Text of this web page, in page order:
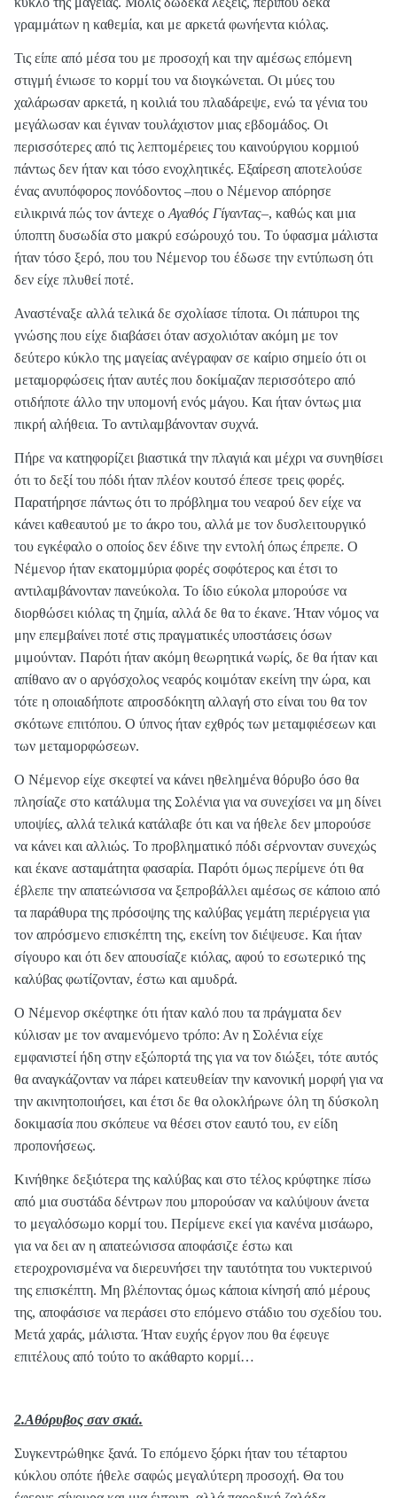
γραμμάτων η καθεμία, και με αρκετά φωνήεντα κιόλας.
Τις είπε από μέσα του με προσοχή και την αμέσως επόμενη
στιγμή ένιωσε το κορμί του να διογκώνεται. Οι μύες του
χαλάρωσαν αρκετά, η κοιλιά του πλαδάρεψε, ενώ τα γένια του
μεγάλωσαν και έγιναν τουλάχιστον μιας εβδομάδος. Οι
περισσότερες από τις λεπτομέρειες του καινούργιου κορμιού
πάντως δεν ήταν και τόσο ενοχλητικές. Εξαίρεση αποτελούσε
ένας ανυπόφορος πονόδοντος –που ο Νέμενορ απόρησε
ειλικρινά πώς τον άντεχε ο Αγαθός Γίγαντας–, καθώς και μια
ύποπτη δυσωδία στο μακρύ εσώρουχό του. Το ύφασμα μάλιστα
ήταν τόσο ξερό, που του Νέμενορ του έδωσε την εντύπωση ότι
δεν είχε πλυθεί ποτέ.
Αναστέναξε αλλά τελικά δε σχολίασε τίποτα. Οι πάπυροι της
γνώσης που είχε διαβάσει όταν ασχολιόταν ακόμη με τον
δεύτερο κύκλο της μαγείας ανέγραφαν σε καίριο σημείο ότι οι
μεταμορφώσεις ήταν αυτές που δοκίμαζαν περισσότερο από
οτιδήποτε άλλο την υπομονή ενός μάγου. Και ήταν όντως μια
πικρή αλήθεια. Το αντιλαμβάνονταν συχνά.
Πήρε να κατηφορίζει βιαστικά την πλαγιά και μέχρι να συνηθίσει
ότι το δεξί του πόδι ήταν πλέον κουτσό έπεσε τρεις φορές.
Παρατήρησε πάντως ότι το πρόβλημα του νεαρού δεν είχε να
κάνει καθεαυτού με το άκρο του, αλλά με τον δυσλειτουργικό
του εγκέφαλο ο οποίος δεν έδινε την εντολή όπως έπρεπε. Ο
Νέμενορ ήταν εκατομμύρια φορές σοφότερος και έτσι το
αντιλαμβάνονταν πανεύκολα. Το ίδιο εύκολα μπορούσε να
διορθώσει κιόλας τη ζημία, αλλά δε θα το έκανε. Ήταν νόμος να
μην επεμβαίνει ποτέ στις πραγματικές υποστάσεις όσων
μιμούνταν. Παρότι ήταν ακόμη θεωρητικά νωρίς, δε θα ήταν και
απίθανο αν ο αργόσχολος νεαρός κοιμόταν εκείνη την ώρα, και
τότε η οποιαδήποτε απροσδόκητη αλλαγή στο είναι του θα τον
σκότωνε επιτόπου. Ο ύπνος ήταν εχθρός των μεταμφιέσεων και
των μεταμορφώσεων.
Ο Νέμενορ είχε σκεφτεί να κάνει ηθελημένα θόρυβο όσο θα
πλησίαζε στο κατάλυμα της Σολένια για να συνεχίσει να μη δίνει
υποψίες, αλλά τελικά κατάλαβε ότι και να ήθελε δεν μπορούσε
να κάνει και αλλιώς. Το προβληματικό πόδι σέρνονταν συνεχώς
και έκανε ασταμάτητα φασαρία. Παρότι όμως περίμενε ότι θα
έβλεπε την απατεώνισσα να ξεπροβάλλει αμέσως σε κάποιο από
τα παράθυρα της πρόσοψης της καλύβας γεμάτη περιέργεια για
τον απρόσμενο επισκέπτη της, εκείνη τον διέψευσε. Και ήταν
σίγουρο και ότι δεν απουσίαζε κιόλας, αφού το εσωτερικό της
καλύβας φωτίζονταν, έστω και αμυδρά.
Ο Νέμενορ σκέφτηκε ότι ήταν καλό που τα πράγματα δεν
κύλισαν με τον αναμενόμενο τρόπο: Αν η Σολένια είχε
εμφανιστεί ήδη στην εξώπορτά της για να τον διώξει, τότε αυτός
θα αναγκάζονταν να πάρει κατευθείαν την κανονική μορφή για να
την ακινητοποιήσει, και έτσι δε θα ολοκλήρωνε όλη τη δύσκολη
δοκιμασία που σκόπευε να θέσει στον εαυτό του, εν είδη
προπονήσεως.
Κινήθηκε δεξιότερα της καλύβας και στο τέλος κρύφτηκε πίσω
από μια συστάδα δέντρων που μπορούσαν να καλύψουν άνετα
το μεγαλόσωμο κορμί του. Περίμενε εκεί για κανένα μισάωρο,
για να δει αν η απατεώνισσα αποφάσιζε έστω και
ετεροχρονισμένα να διερευνήσει την ταυτότητα του νυκτερινού
της επισκέπτη. Μη βλέποντας όμως κάποια κίνησή από μέρους
της, αποφάσισε να περάσει στο επόμενο στάδιο του σχεδίου του.
Μετά χαράς, μάλιστα. Ήταν ευχής έργον που θα έφευγε
επιτέλους από τούτο το ακάθαρτο κορμί…
2.Αθόρυβος σαν σκιά.
Συγκεντρώθηκε ξανά. Το επόμενο ξόρκι ήταν του τέταρτου
κύκλου οπότε ήθελε σαφώς μεγαλύτερη προσοχή. Θα του